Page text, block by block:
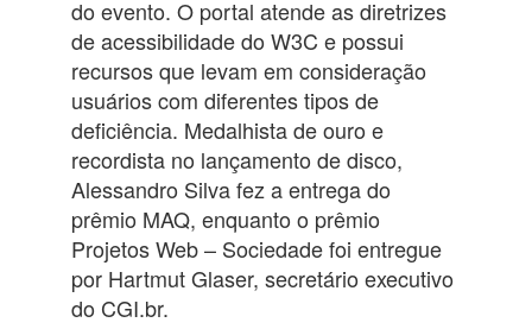
do evento. O portal atende as diretrizes
de acessibilidade do W3C e possui
recursos que levam em consideração
usuários com diferentes tipos de
deficiência. Medalhista de ouro e
recordista no lançamento de disco,
Alessandro Silva fez a entrega do
prêmio MAQ, enquanto o prêmio
Projetos Web – Sociedade foi entregue
por Hartmut Glaser, secretário executivo
do CGI.br.